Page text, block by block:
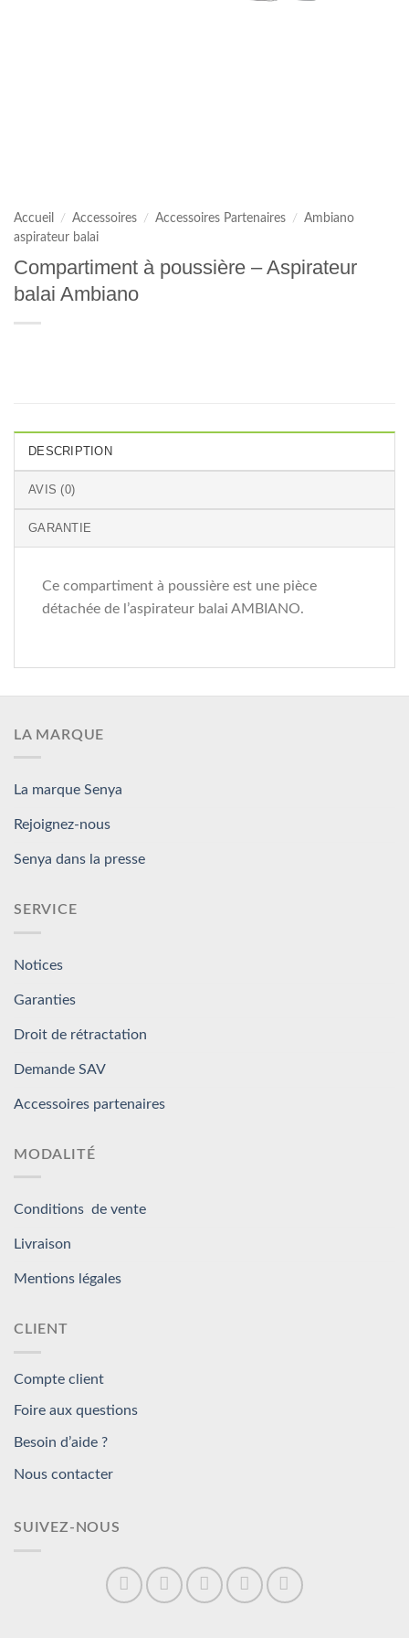
Accueil / Accessoires / Accessoires Partenaires /
Ambiano
aspirateur balai
Compartiment à poussière – Aspirateur
balai Ambiano
DESCRIPTION
AVIS (0)
GARANTIE
Ce compartiment à poussière est une pièce
détachée de l’aspirateur balai AMBIANO.
LA MARQUE
La marque Senya
Rejoignez-nous
Senya dans la presse
SERVICE
Notices
Garanties
Droit de rétractation
Demande SAV
Accessoires partenaires
MODALITÉ
Conditions de vente
Livraison
Mentions légales
CLIENT
Compte client
Foire aux questions
Besoin d’aide ?
Nous contacter
SUIVEZ-NOUS